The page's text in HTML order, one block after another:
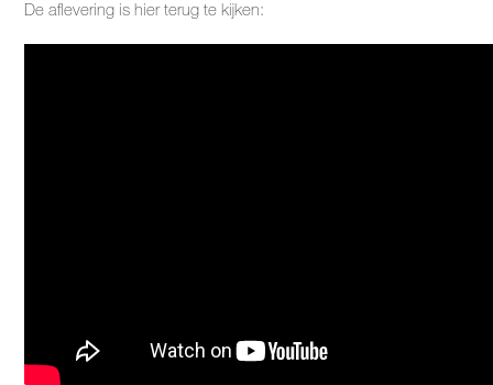
De aflevering is hier terug te kijken: